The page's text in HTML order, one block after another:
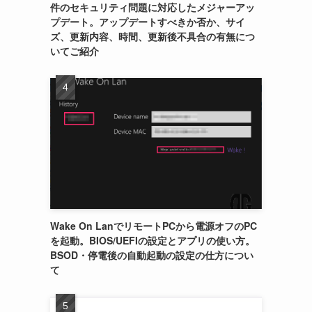
件のセキュリティ問題に対応したメジャーアッ
プデート。アップデートすべきか否か、サイ
ズ、更新内容、時間、更新後不具合の有無につ
いてご紹介
Wake On LanでリモートPCから電源オフのPC
を起動。BIOS/UEFIの設定とアプリの使い方。
BSOD・停電後の自動起動の設定の仕方につい
て